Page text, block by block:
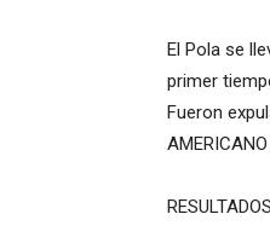
El Pola se
primer
Fueron